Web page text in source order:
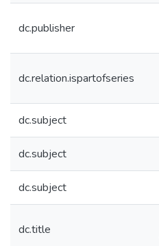
dc.publisher
dc.relation.ispartofseries
dc.subject
dc.subject
dc.subject
dc.title